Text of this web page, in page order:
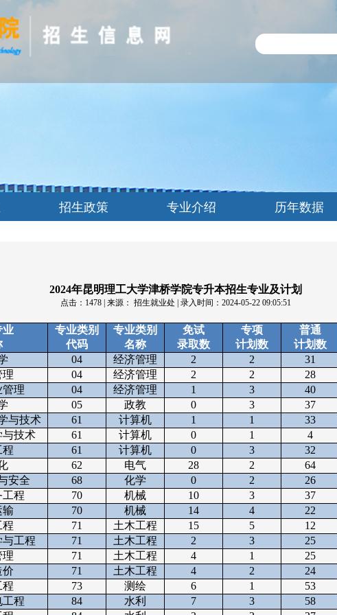
招生政策 专业介绍 历年数据
2024年昆明理工大学津桥学院专升本招生专业及计划
点击： 1478 | 来源： 招生就业处 | 录入时间：2024-05-22 09:05:51
业
专业类别
代码
专业类别
名称
免试
录取数
专项
计划数
普通
计划数
04 经济管理 2 2 31
理 04 经济管理 2 2 28
管理 04 经济管理 1 3 40
05 政教 0 3 37
与技术 61 计算机 1 1 33
与技术 61 计算机 0 1 4
程 61 计算机 0 3 32
62 电气 28 2 64
安全 68 化学 0 2 26
工程 70 机械 10 3 37
输 70 机械 14 4 22
程 71 土木工程 15 5 12
工程 71 土木工程 2 3 25
理 71 土木工程 4 1 25
价 71 土木工程 4 2 24
程 73 测绘 6 1 53
工程 84 水利 7 3 58